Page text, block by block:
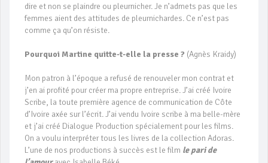
dire et non se plaindre ou pleurnicher. Je n’admets pas que les
femmes aient des attitudes de pleurnichardes. Ce n’est pas
comme ça qu’on résiste.
Pourquoi Martine quitte-t-elle la presse ? (Agnès Kraidy)
Mon patron à l’époque a refusé de renouveler mon contrat et
j’en ai profité pour créer ma propre entreprise. J’ai créé Ivoire
Scribe, la toute première agence de communication de Côte
d’Ivoire axée sur l’écrit. J’ai vendu Ivoire scribe à ma belle-mère
et j’ai créé Dialogue Production spécialement pour les films.
On a voulu interpréter tous les livres de la collection Adoras.
L’une de nos productions à succès est le film le pari de